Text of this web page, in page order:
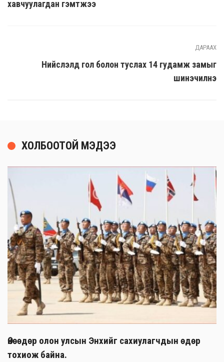
хавчуулагдан гэмтжээ
ДАРААХ
Нийслэлд гол болон туслах 14 гудамж замыг
шинэчилнэ
ХОЛБООТОЙ МЭДЭЭ
Өнөөдөр олон улсын Энхийг сахиулагчдын өдөр
тохиож байна.